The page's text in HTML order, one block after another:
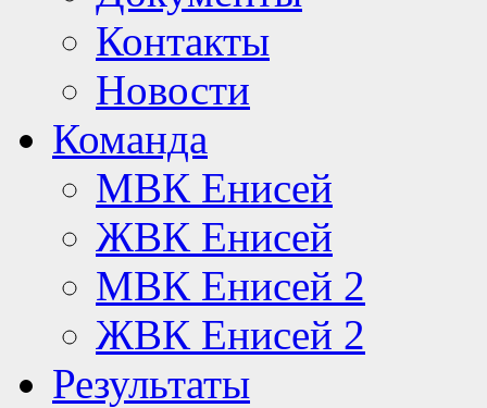
Контакты
Новости
Команда
МВК Енисей
ЖВК Енисей
МВК Енисей 2
ЖВК Енисей 2
Результаты